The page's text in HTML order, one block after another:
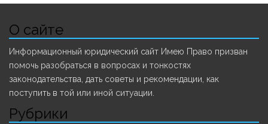
О сайте
Информационный юридический сайт Имею Право призван
помочь разобраться в вопросах и тонкостях
законодательства, дать советы и рекомендации, как
поступить в той или иной ситуации.
Рубрики